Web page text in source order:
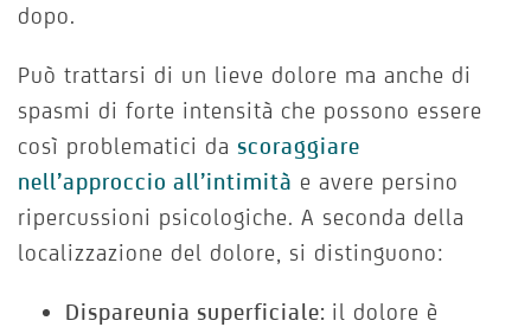
dopo.
Può trattarsi di un lieve dolore ma anche di
spasmi di forte intensità che possono essere
così problematici da scoraggiare
nell’approccio all’intimità e avere persino
ripercussioni psicologiche. A seconda della
localizzazione del dolore, si distinguono:
Dispareunia superficiale: il dolore è